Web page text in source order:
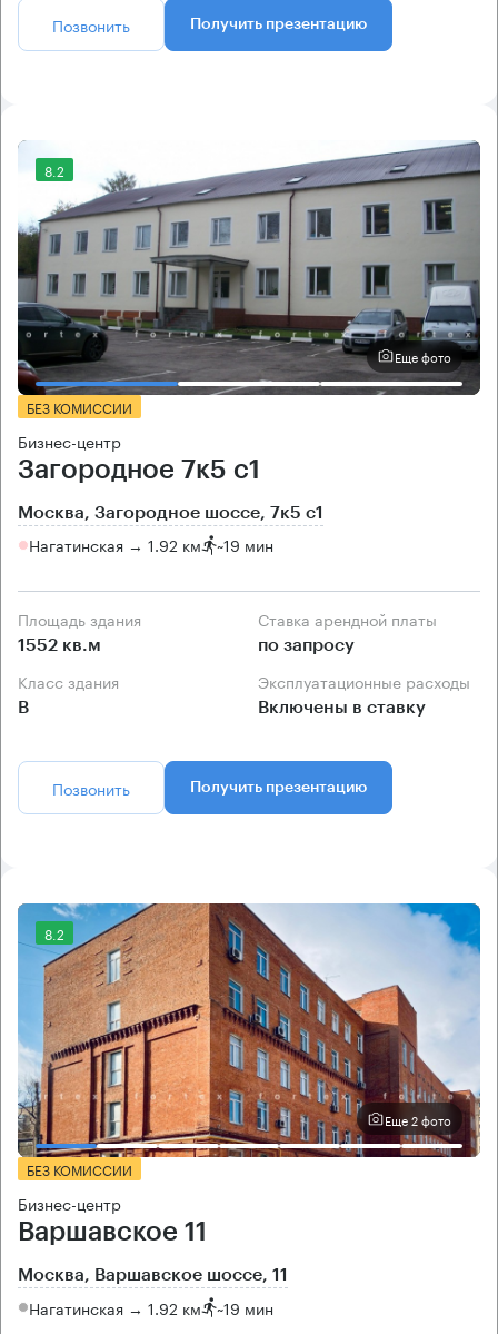
Позвонить Получить презентацию
8.2
Еще фото
БЕЗ КОМИССИИ
Бизнес-центр
Загородное 7к5 с1
Москва, Загородное шоссе, 7к5 с1
Нагатинская → 1.92 км ~19 мин
Площадь здания
1552 кв.м
Ставка арендной платы
по запросу
Класс здания
B
Эксплуатационные расходы
Включены в ставку
Позвонить Получить презентацию
8.2
Еще 2 фото
БЕЗ КОМИССИИ
Бизнес-центр
Варшавское 11
Москва, Варшавское шоссе, 11
Нагатинская → 1.92 км ~19 мин